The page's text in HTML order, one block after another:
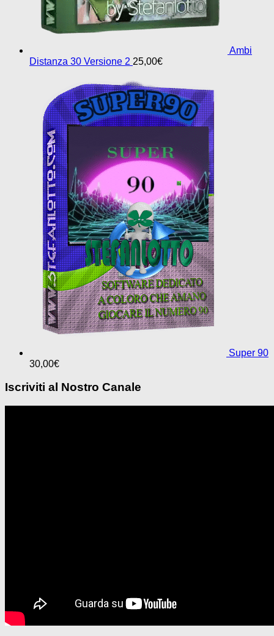
Ambi
Distanza 30 Versione 2 25,00€
Super 90
30,00€
Iscriviti al Nostro Canale